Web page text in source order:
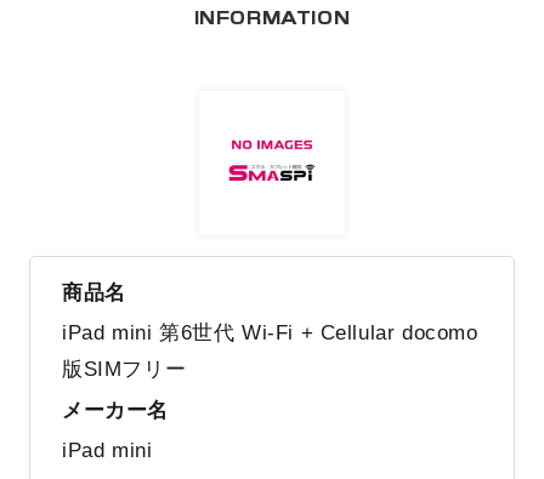
INFORMATION
商品名
iPad mini 第6世代 Wi-Fi + Cellular docomo
版SIMフリー
メーカー名
iPad mini